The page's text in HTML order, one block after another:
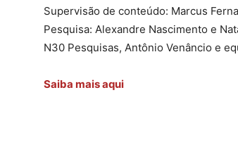
Supervisão de conteúdo: Marcus
Pesquisa: Alexandre Nascimento e
N30 Pesquisas, Antônio Venâncio e
Saiba mais aqui